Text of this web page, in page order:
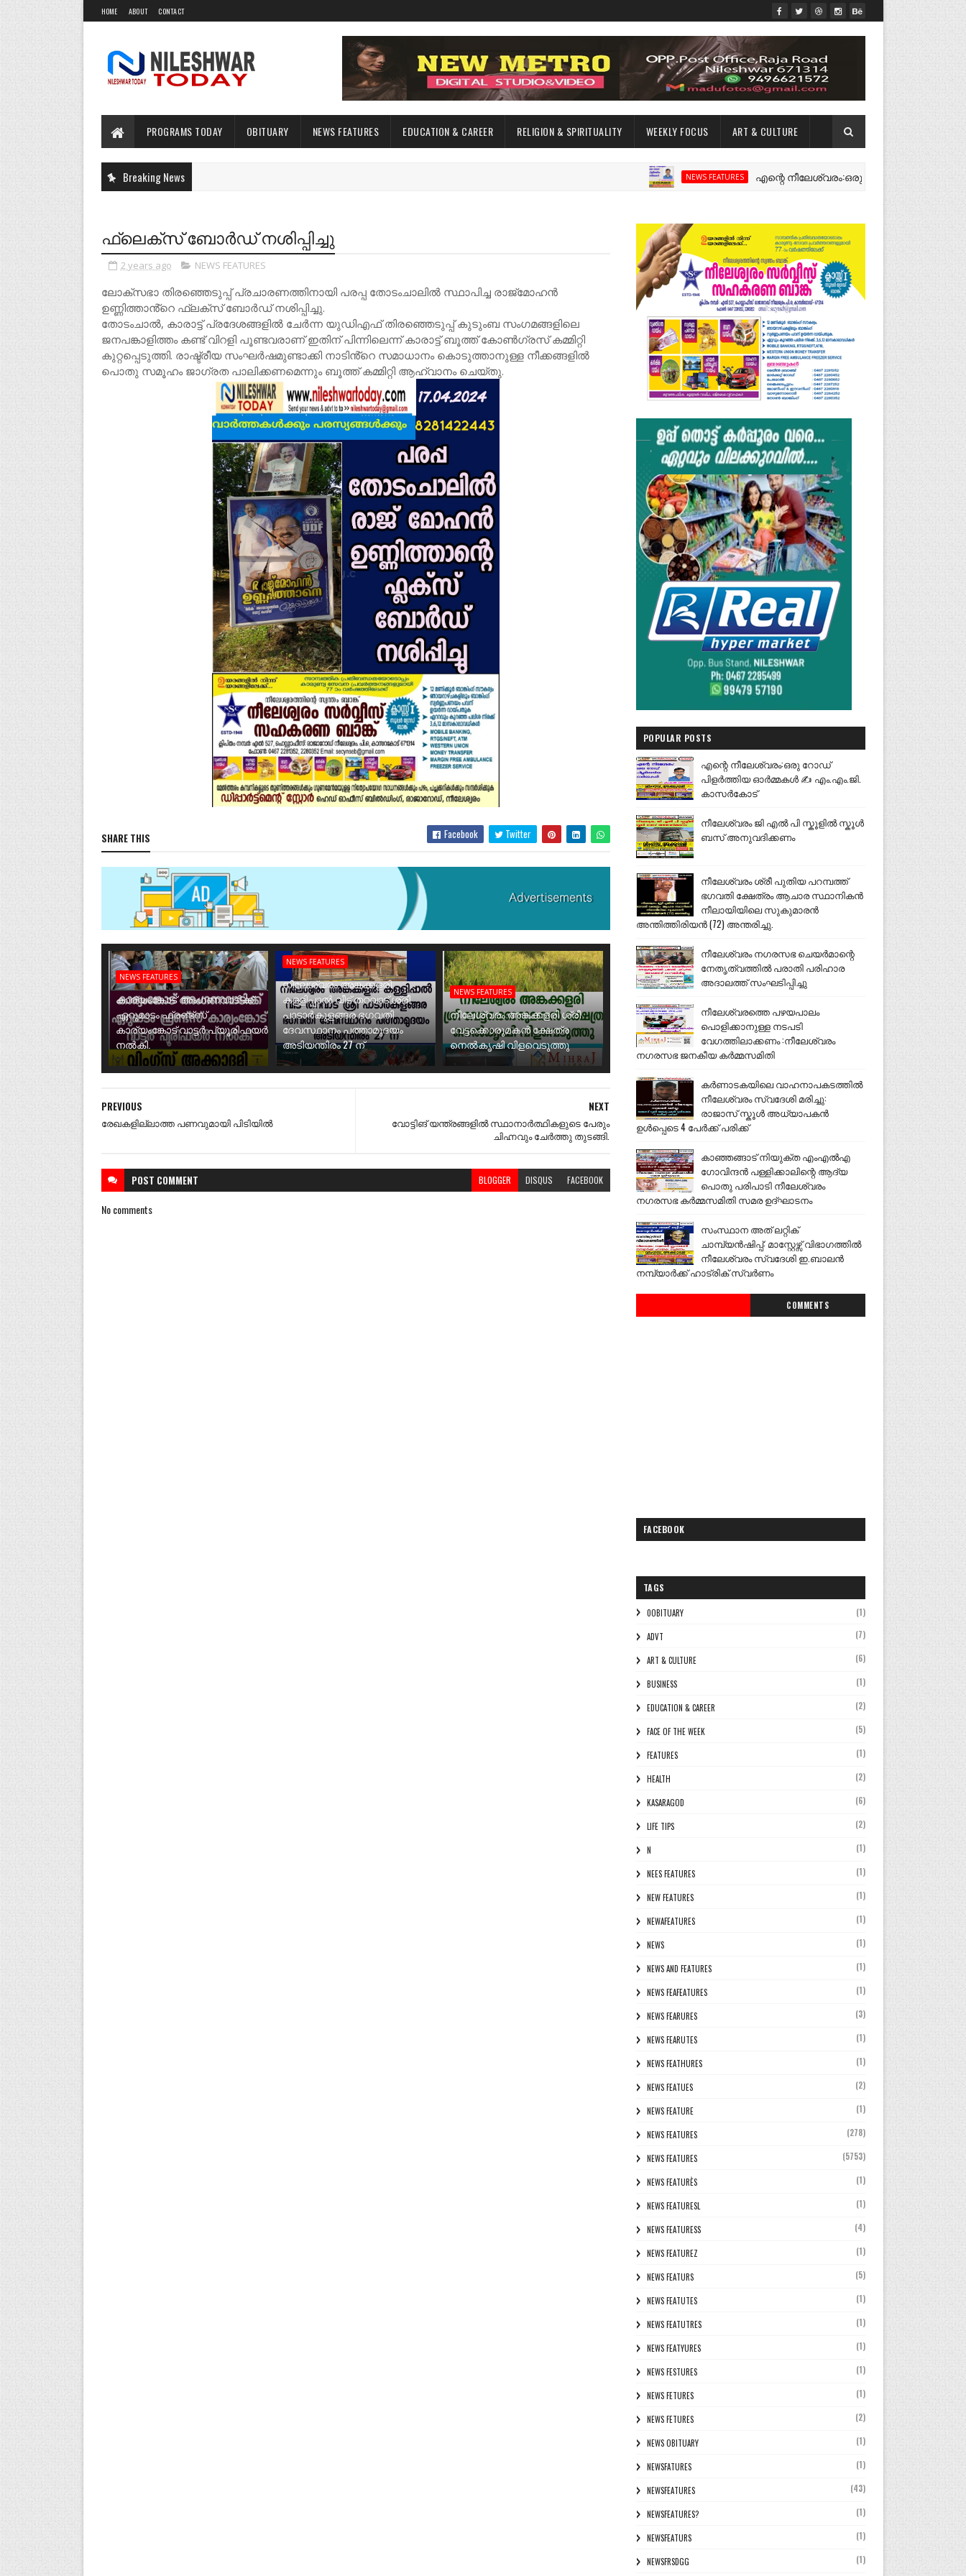
HOME ABOUT CONTACT
PROGRAMS TODAY OBITUARY NEWS FEATURES EDUCATION & CAREER RELIGION & SPIRITUALITY WEEKLY FOCUS ART & CULTURE
Breaking News NEWS FEATURES എന്റെ നീലേശ്വരം:ഒരു റോഡ് പിളർത്തിയ
ഫ്ലെക്സ് ബോർഡ്‌ നശിപ്പിച്ചു
2 years ago NEWS FEATURES
ലോക്‌സഭാ തിരഞ്ഞെടുപ്പ് പ്രചാരണത്തിനായി പരപ്പ തോടംചാലിൽ സ്ഥാപിച്ച രാജ്മോഹൻ
ഉണ്ണിത്താൻ്റെ ഫ്ലക്സ് ബോർഡ് നശിപ്പിച്ചു.
തോടംചാൽ, കാരാട്ട് പ്രദേശങ്ങളിൽ ചേർന്ന യുഡിഎഫ് തിരഞ്ഞെടുപ്പ് കുടുംബ സംഗമങ്ങളിലെ
ജനപങ്കാളിത്തം കണ്ട് വിറളി പൂണ്ടവരാണ് ഇതിന് പിന്നിലെന്ന് കാരാട്ട് ബൂത്ത് കോൺഗ്രസ് കമ്മിറ്റി
കുറ്റപ്പെടുത്തി. രാഷ്ട്രീയ സംഘർഷമുണ്ടാക്കി നാടിൻ്റെ സമാധാനം കൊടുത്താനുള്ള നീക്കങ്ങളിൽ
പൊതു സമൂഹം ജാഗ്രത പാലിക്കണമെന്നും ബൂത്ത് കമ്മിറ്റി ആഹ്വാനം ചെയ്തു.
SHARE THIS Facebook Twitter
NEWS FEATURES
കാര്യംങ്കോട് അംഗണവാടിക്ക്
ഏറുമാടം ഫ്രണ്ട്സ്
കാര്യംങ്കോട് വാട്ടർ പ്യൂരിഫയർ
നൽകി.
NEWS FEATURES
നീലേശ്വരം അങ്കക്കളരി
കള്ളിപ്പാൽ വീട് തറവാട് ശ്രീ
പാടാർകുളങ്ങര ഭഗവതി
ദേവസ്ഥാനം പത്താമുദയം
അടിയന്തിരം 27 ന്
NEWS FEATURES
നീലേശ്വരം അങ്കക്കളരി ശ്രീ
വേട്ടക്കൊരുമകൻ ക്ഷേത്ര
നെൽകൃഷി വിളവെടുത്തു
NEXT
വോട്ടിങ് യന്ത്രങ്ങളിൽ സ്ഥാനാർത്ഥികളുടെ പേരും
ചിഹ്നവും ചേർത്തു തുടങ്ങി.
PREVIOUS
രേഖകളില്ലാത്ത പണവുമായി പിടിയിൽ
POST COMMENT BLOGGER DISQUS FACEBOOK
No comments
POPULAR POSTS
എന്റെ നീലേശ്വരം:ഒരു റോഡ്
പിളർത്തിയ ഓർമ്മകൾ ✍️ എം.എം.ജി.
കാസർകോട്
നീലേശ്വരം ജി എൽ പി സ്കൂളിൽ സ്കൂൾ
ബസ് അനുവദിക്കണം
നീലേശ്വരം ശ്രീ പുതിയ പറമ്പത്ത്
ഭഗവതി ക്ഷേത്രം ആചാര സ്ഥാനികൻ
നീലായിയിലെ സുകുമാരൻ
അന്തിത്തിരിയൻ (72) അന്തരിച്ചു.
നീലേശ്വരം നഗരസഭ ചെയർമാന്റെ
നേതൃത്വത്തിൽ പരാതി പരിഹാര
അദാലത്ത് സംഘടിപ്പിച്ചു
നീലേശ്വരത്തെ പഴയപാലം
പൊളിക്കാനുള്ള നടപടി
വേഗത്തിലാക്കണം :നീലേശ്വരം
നഗരസഭ ജനകീയ കർമ്മസമിതി
കർണാടകയിലെ വാഹനാപകടത്തിൽ
നീലേശ്വരം സ്വദേശി മരിച്ചു:
രാജാസ് സ്കൂൾ അധ്യാപകൻ
ഉൾപ്പെടെ 4 പേർക്ക് പരിക്ക്
കാഞ്ഞങ്ങാട് നിയുക്ത എംഎൽഎ
ഗോവിന്ദൻ പള്ളിക്കാലിന്റെ ആദ്യ
പൊതു പരിപാടി നീലേശ്വരം
നഗരസഭ കർമ്മസമിതി സമര ഉദ്ഘാടനം
സംസ്ഥാന അത് ലറ്റിക്
ചാമ്പ്യൻഷിപ്പ്: മാസ്റ്റേഴ്സ് വിഭാഗത്തിൽ
നീലേശ്വരം സ്വദേശി ഇ.ബാലൻ
നമ്പ്യാർക്ക് ഹാട്രിക് സ്വർണം
COMMENTS
FACEBOOK
TAGS
0OBITUARY (1)
ADVT (7)
ART & CULTURE (6)
BUSINESS (1)
EDUCATION & CAREER (2)
FACE OF THE WEEK (5)
FEATURES (1)
HEALTH (2)
KASARAGOD (6)
LIFE TIPS (2)
N (1)
NEES FEATURES (1)
NEW FEATURES (1)
NEWAFEATURES (1)
NEWS (1)
NEWS AND FEATURES (1)
NEWS FEAFEATURES (1)
NEWS FEARURES (3)
NEWS FEARUTES (1)
NEWS FEATHURES (1)
NEWS FEATUES (2)
NEWS FEATURE (1)
NEWS FEATURES (278)
NEWS FEATURES (5753)
NEWS FEATURÈS (1)
NEWS FEATURESL (1)
NEWS FEATURESS (4)
NEWS FEATUREZ (1)
NEWS FEATURS (5)
NEWS FEATUTES (1)
NEWS FEATUTRES (1)
NEWS FEATYURES (1)
NEWS FESTURES (1)
NEWS FETURES (1)
NEWS FETURES (2)
NEWS OBITUARY (1)
NEWSFATURES (1)
NEWSFEATURES (43)
NEWSFEATURES? (1)
NEWSFEATURS (1)
NEWSFRSDGG (1)